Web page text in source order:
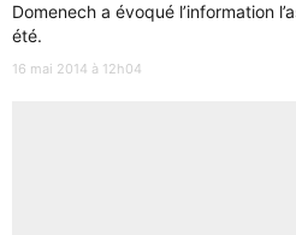
Domenech a évoqué l’information
été.
16 mai 2014 à 12h04